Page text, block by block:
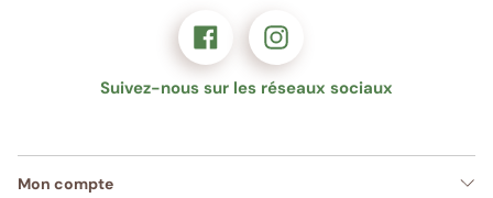
Suivez-nous sur les réseaux sociaux
Mon compte